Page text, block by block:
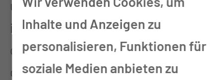
und modernste Verfahren
individuell zur Anwendung
gebracht. Der Schwerpunkt liegt
dabei im Bereich der plastisch-
Inhalte und Anzeigen zu
personalisieren, Funktionen für
soziale Medien anbieten zu